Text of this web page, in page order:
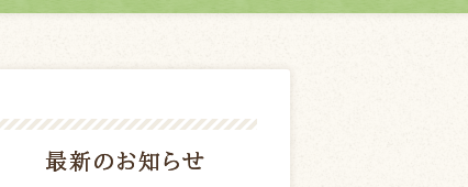
最新のお知らせ